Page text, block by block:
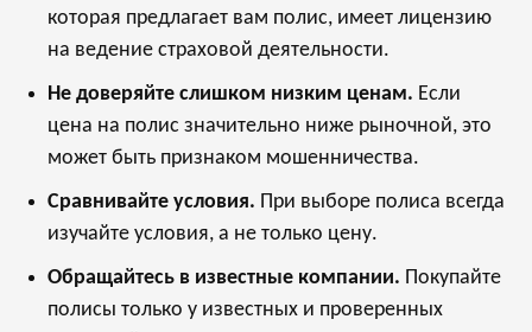
которая предлагает вам полис, имеет лицензию
на ведение страховой деятельности.
Не доверяйте слишком низким ценам. Если
цена на полис значительно ниже рыночной, это
может быть признаком мошенничества.
Сравнивайте условия. При выборе полиса всегда
изучайте условия, а не только цену.
Обращайтесь в известные компании. Покупайте
полисы только у известных и проверенных